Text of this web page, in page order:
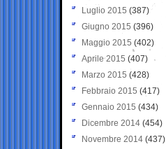
Luglio 2015 (387)
Giugno 2015 (396)
Maggio 2015 (402)
Aprile 2015 (407)
Marzo 2015 (428)
Febbraio 2015 (417)
Gennaio 2015 (434)
Dicembre 2014 (454)
Novembre 2014 (437)